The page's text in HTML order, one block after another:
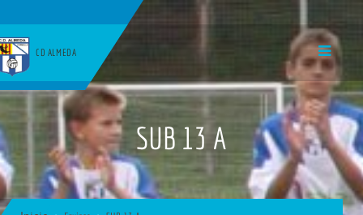
CD ALMEDA
SUB 13 A